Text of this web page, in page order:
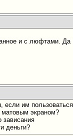
и с люфтами.
им
матовым экраном?
зависания
деньги?